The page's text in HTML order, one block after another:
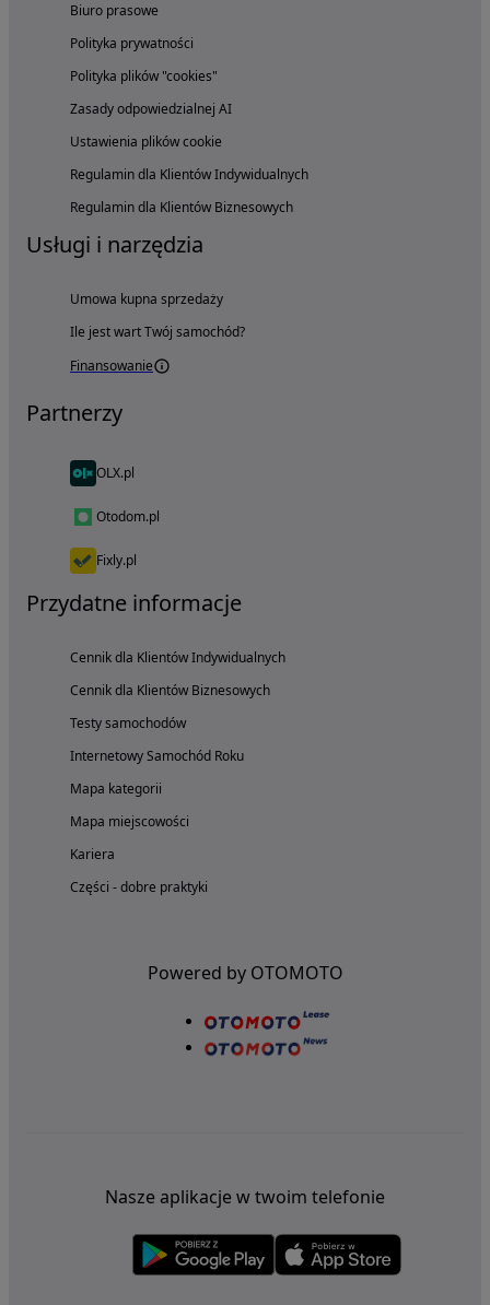
Biuro prasowe
Polityka prywatności
Polityka plików "cookies"
Zasady odpowiedzialnej AI
Ustawienia plików cookie
Regulamin dla Klientów Indywidualnych
Regulamin dla Klientów Biznesowych
Usługi i narzędzia
Umowa kupna sprzedaży
Ile jest wart Twój samochód?
Finansowanie
Partnerzy
OLX.pl
Otodom.pl
Fixly.pl
Przydatne informacje
Cennik dla Klientów Indywidualnych
Cennik dla Klientów Biznesowych
Testy samochodów
Internetowy Samochód Roku
Mapa kategorii
Mapa miejscowości
Kariera
Części - dobre praktyki
Powered by OTOMOTO
Nasze aplikacje w twoim telefonie